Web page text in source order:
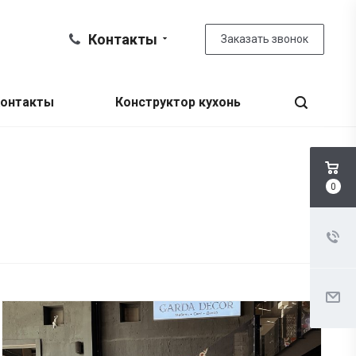
Контакты Заказать звонок
Конструктор кухонь
0